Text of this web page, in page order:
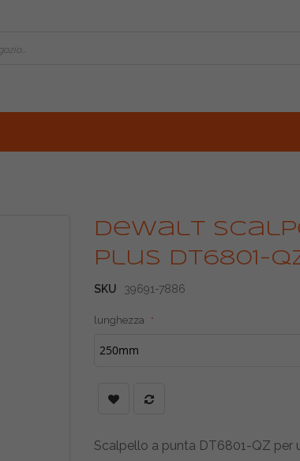
Dewalt
Plus DT6801-
SKU 39691-7886
lunghezza
Scalpello a punta DT6801-QZ per
all'inizio